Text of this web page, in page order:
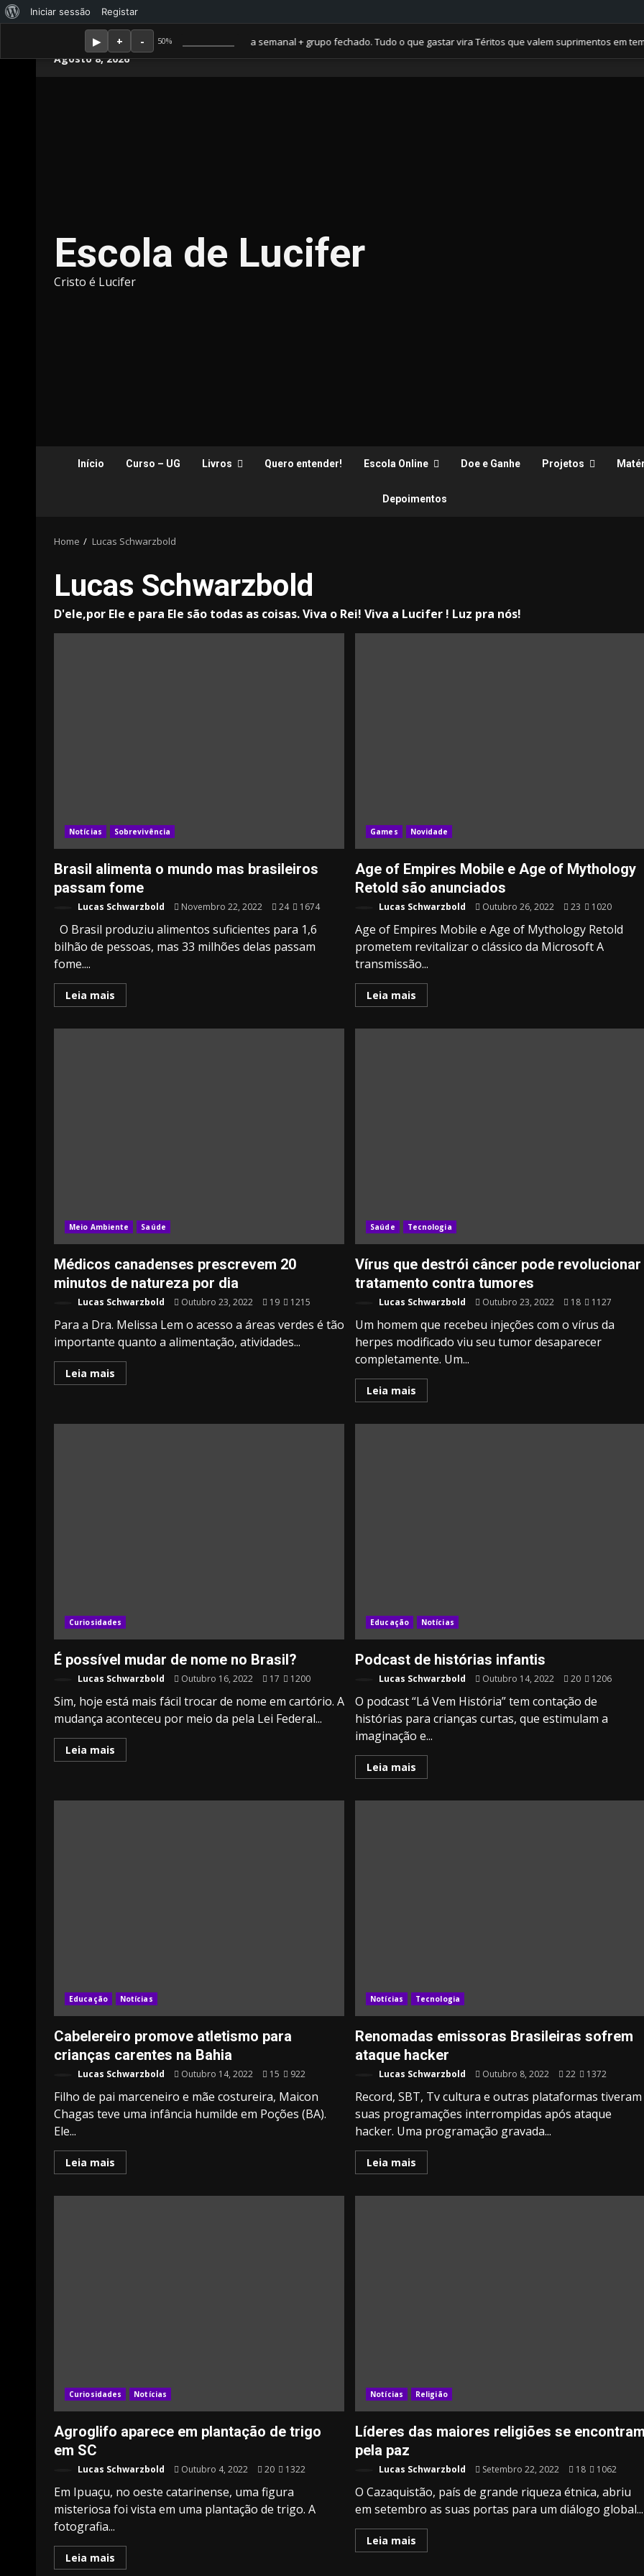
50%
Membro Amor ganha jornal mensal + aula semanal + grupo fechado. Tudo o que gastar vira Téritos que valem suprimentos em
Sobre
WordPress
Iniciar sessão Registar
Agosto 8, 2026
Escola de Lucifer
Cristo é Lucifer
Início Curso – UG Livros Quero entender! Escola Online Doe e Ganhe Projetos
Depoimentos
Home Lucas Schwarzbold
Lucas Schwarzbold
D'ele,por Ele e para Ele são todas as coisas. Viva o Rei! Viva a Lucifer ! Luz pra nós!
Notícias Sobrevivência
Brasil alimenta o mundo mas brasileiros
passam fome
Lucas Schwarzbold Novembro 22, 2022 24 1674
O Brasil produziu alimentos suficientes para 1,6
bilhão de pessoas, mas 33 milhões delas passam
fome....
Leia mais
Games Novidade
Age of Empires Mobile e Age of Mythology
Retold são anunciados
Lucas Schwarzbold Outubro 26, 2022 23 1020
Age of Empires Mobile e Age of Mythology Retold
prometem revitalizar o clássico da Microsoft A
transmissão...
Leia mais
Meio Ambiente Saúde
Médicos canadenses prescrevem 20
minutos de natureza por dia
Lucas Schwarzbold Outubro 23, 2022 19 1215
Para a Dra. Melissa Lem o acesso a áreas verdes é tão
importante quanto a alimentação, atividades...
Leia mais
Saúde Tecnologia
Vírus que destrói câncer pode revolucionar
tratamento contra tumores
Lucas Schwarzbold Outubro 23, 2022 18 1127
Um homem que recebeu injeções com o vírus da
herpes modificado viu seu tumor desaparecer
completamente. Um...
Leia mais
Curiosidades
É possível mudar de nome no Brasil?
Lucas Schwarzbold Outubro 16, 2022 17 1200
Sim, hoje está mais fácil trocar de nome em cartório. A
mudança aconteceu por meio da pela Lei Federal...
Leia mais
Educação Notícias
Podcast de histórias infantis
Lucas Schwarzbold Outubro 14, 2022 20 1206
O podcast “Lá Vem História” tem contação de
histórias para crianças curtas, que estimulam a
imaginação e...
Leia mais
Educação Notícias
Cabelereiro promove atletismo para
crianças carentes na Bahia
Lucas Schwarzbold Outubro 14, 2022 15 922
Filho de pai marceneiro e mãe costureira, Maicon
Chagas teve uma infância humilde em Poções (BA).
Ele...
Leia mais
Notícias Tecnologia
Renomadas emissoras Brasileiras sofrem
ataque hacker
Lucas Schwarzbold Outubro 8, 2022 22 1372
Record, SBT, Tv cultura e outras plataformas tiveram
suas programações interrompidas após ataque
hacker. Uma programação gravada...
Leia mais
Curiosidades Notícias
Agroglifo aparece em plantação de trigo
em SC
Lucas Schwarzbold Outubro 4, 2022 20 1322
Em Ipuaçu, no oeste catarinense, uma figura
misteriosa foi vista em uma plantação de trigo. A
fotografia...
Leia mais
Notícias Religião
Líderes das maiores religiões se encontram
pela paz
Lucas Schwarzbold Setembro 22, 2022 18 1062
O Cazaquistão, país de grande riqueza étnica, abriu
em setembro as suas portas para um diálogo global...
Leia mais